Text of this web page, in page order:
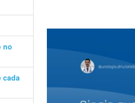
no
cada